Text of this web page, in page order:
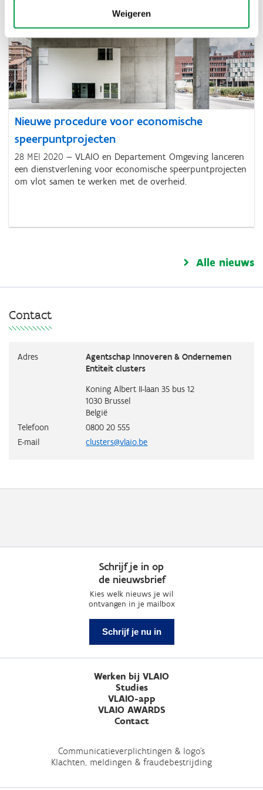
Weigeren
Nieuwe procedure voor economische
speerpuntprojecten
28 MEI 2020
VLAIO en Departement Omgeving lanceren
een dienstverlening voor economische speerpuntprojecten
om vlot samen te werken met de overheid.
Alle nieuws
Contact
Adres
Agentschap Innoveren & Ondernemen
Entiteit clusters
Koning Albert II-laan 35 bus 12
1030 Brussel
België
Telefoon
0800 20 555
E-mail
clusters@vlaio.be
Schrijf je in op
de nieuwsbrief
Kies welk nieuws je wil
ontvangen in je mailbox
Schrijf je nu in
Werken bij VLAIO
Studies
VLAIO-app
VLAIO AWARDS
Contact
Communicatieverplichtingen & logo's
Klachten, meldingen & fraudebestrijding